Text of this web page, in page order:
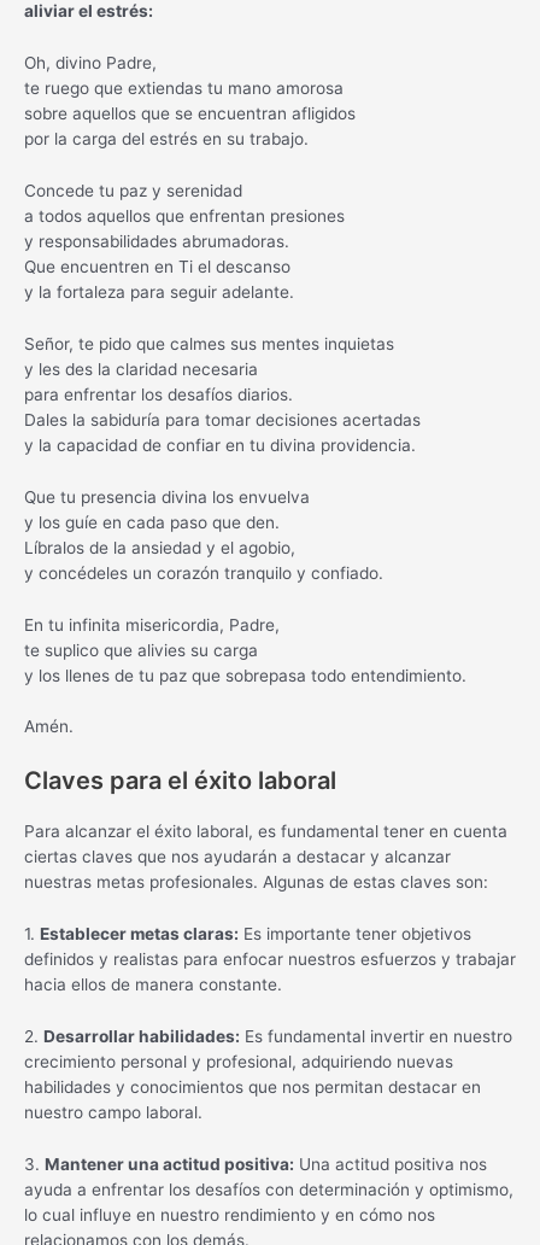
aliviar el estrés:
Oh, divino Padre,
te ruego que extiendas tu mano amorosa
sobre aquellos que se encuentran afligidos
por la carga del estrés en su trabajo.
Concede tu paz y serenidad
a todos aquellos que enfrentan presiones
y responsabilidades abrumadoras.
Que encuentren en Ti el descanso
y la fortaleza para seguir adelante.
Señor, te pido que calmes sus mentes inquietas
y les des la claridad necesaria
para enfrentar los desafíos diarios.
Dales la sabiduría para tomar decisiones acertadas
y la capacidad de confiar en tu divina providencia.
Que tu presencia divina los envuelva
y los guíe en cada paso que den.
Líbralos de la ansiedad y el agobio,
y concédeles un corazón tranquilo y confiado.
En tu infinita misericordia, Padre,
te suplico que alivies su carga
y los llenes de tu paz que sobrepasa todo entendimiento.
Amén.
Claves para el éxito laboral
Para alcanzar el éxito laboral, es fundamental tener en cuenta
ciertas claves que nos ayudarán a destacar y alcanzar
nuestras metas profesionales. Algunas de estas claves son:
1. Establecer metas claras: Es importante tener objetivos
definidos y realistas para enfocar nuestros esfuerzos y trabajar
hacia ellos de manera constante.
2. Desarrollar habilidades: Es fundamental invertir en nuestro
crecimiento personal y profesional, adquiriendo nuevas
habilidades y conocimientos que nos permitan destacar en
nuestro campo laboral.
3. Mantener una actitud positiva: Una actitud positiva nos
ayuda a enfrentar los desafíos con determinación y optimismo,
lo cual influye en nuestro rendimiento y en cómo nos
relacionamos con los demás.